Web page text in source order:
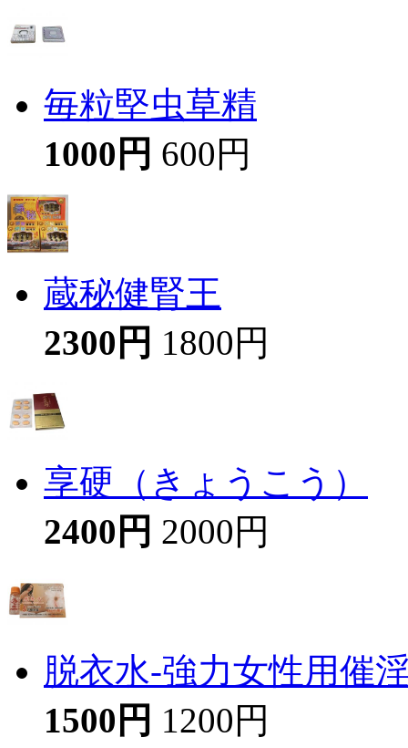
毎粒堅虫草精
1000円 600円
蔵秘健腎王
2300円 1800円
享硬（きょうこう）
2400円 2000円
脱衣水-強力女性用催
1500円 1200円